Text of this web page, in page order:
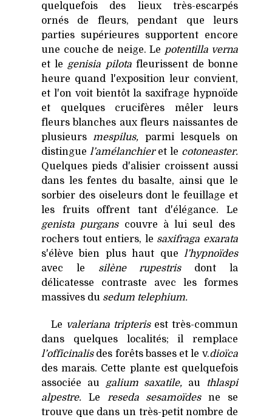
quelquefois des lieux très-escarpés
ornés de fleurs, pendant que leurs
parties supérieures supportent encore
une couche de neige. Le potentilla verna
et le genisia pilotafleurissent de bonne
heure quand l'exposition leur convient,
et l'on voit bientôt la saxifrage hypnoïde
et quelques crucifères mêler leurs
fleurs blanches aux fleurs naissantes de
plusieurs mespilus, parmi lesquels on
distingue l’amélanchieret le cotoneaster.
Quelques pieds d'alisier croissent aussi
dans les fentes du basalte, ainsi que le
sorbier des oiseleurs dont le feuillage et
les fruits offrent tant d'élégance. Le
genista purganscouvre à lui seul des
rochers tout entiers, le saxifraga exarata
s'élève bien plus haut que l’hypnoïdes
avec le silène rupestrisdont la
délicatesse contraste avec les formes
massives du sedum telephium.
Le valeriana tripterisest très-commun
dans quelques localités; il remplace
l’officinalisdes forêts basses et le v.dioïca
des marais. Cette plante est quelquefois
associée augalium saxatile, au thlaspi
alpestre. Le reseda sesamoïdesne se
trouve que dans un très-petit nombre de